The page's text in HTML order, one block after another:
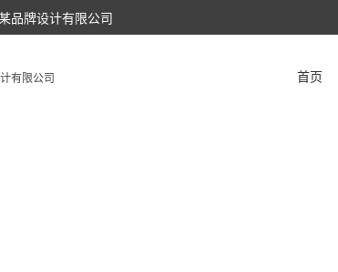
品牌设计有限公司
首页